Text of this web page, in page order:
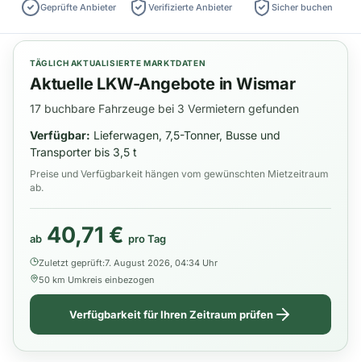
Geprüfte Anbieter Verifizierte Anbieter Sicher buchen
TÄGLICH AKTUALISIERTE MARKTDATEN
Aktuelle LKW-Angebote in Wismar
17 buchbare Fahrzeuge bei 3 Vermietern gefunden
Verfügbar: Lieferwagen, 7,5-Tonner, Busse und
Transporter bis 3,5 t
Preise und Verfügbarkeit hängen vom gewünschten Mietzeitraum
ab.
ab 40,71 € pro Tag
Zuletzt geprüft:7. August 2026, 04:34 Uhr
50 km Umkreis einbezogen
Verfügbarkeit für Ihren Zeitraum prüfen